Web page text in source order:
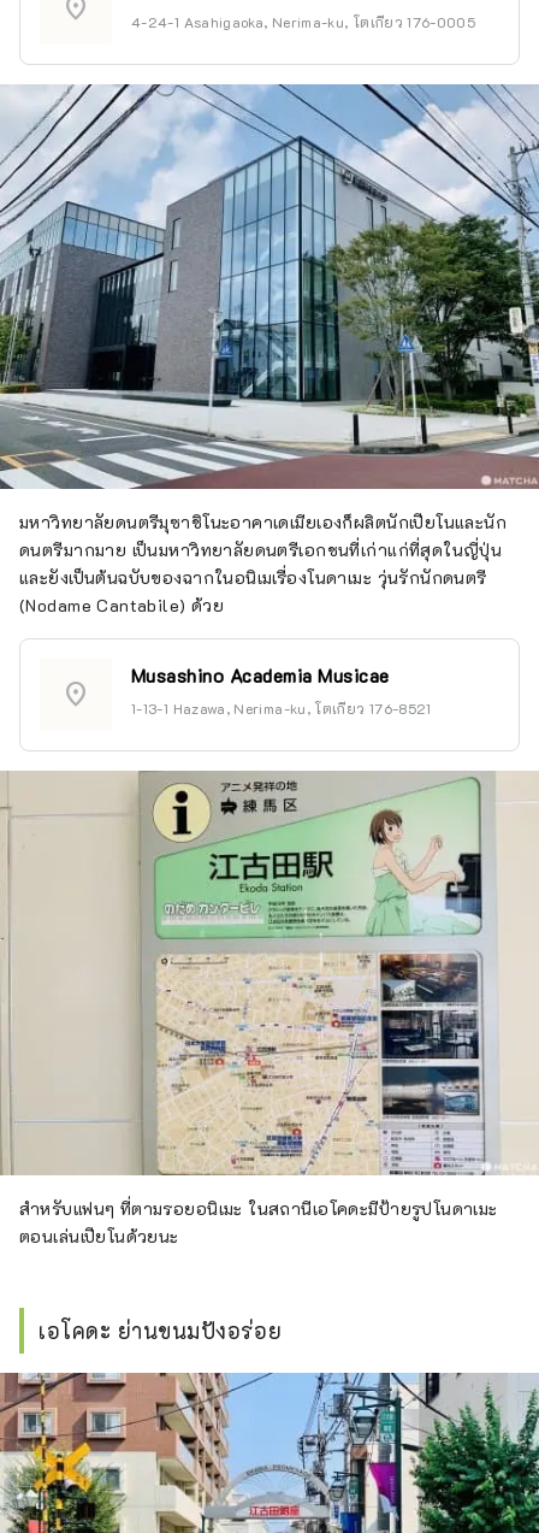
location_on 4-24-1 Asahigaoka, Nerima-ku, โตเกียว 176-0005
มหาวิทยาลัยดนตรีมุซาชิโนะอาคาเดเมียเองก็ผลิตนักเปียโนและนัก
ดนตรีมากมาย เป็นมหาวิทยาลัยดนตรีเอกชนที่เก่าแก่ที่สุดในญี่ปุ่น
และยังเป็นต้นฉบับของฉากในอนิเมเรื่องโนดาเมะ วุ่นรักนักดนตรี
(Nodame Cantabile) ด้วย
location_on
Musashino Academia Musicae
1-13-1 Hazawa, Nerima-ku, โตเกียว 176-8521
สำหรับแฟนๆ ที่ตามรอยอนิเมะ ในสถานีเอโคดะมีป้ายรูปโนดาเมะ
ตอนเล่นเปียโนด้วยนะ
เอโคดะ ย่านขนมปังอร่อย